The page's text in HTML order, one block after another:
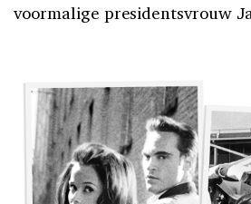
voormalige presidentsvrouw